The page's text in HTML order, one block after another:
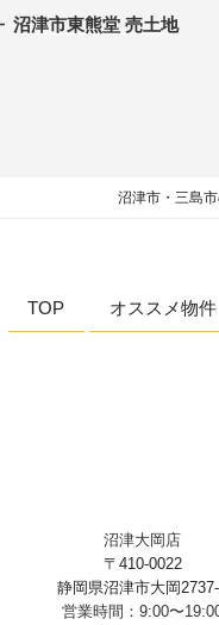
沼津市東熊堂 売土地
沼津市・三島
TOP オススメ物件
沼津大岡店
〒410-0022
静岡県沼津市大岡
営業時間：9:00〜